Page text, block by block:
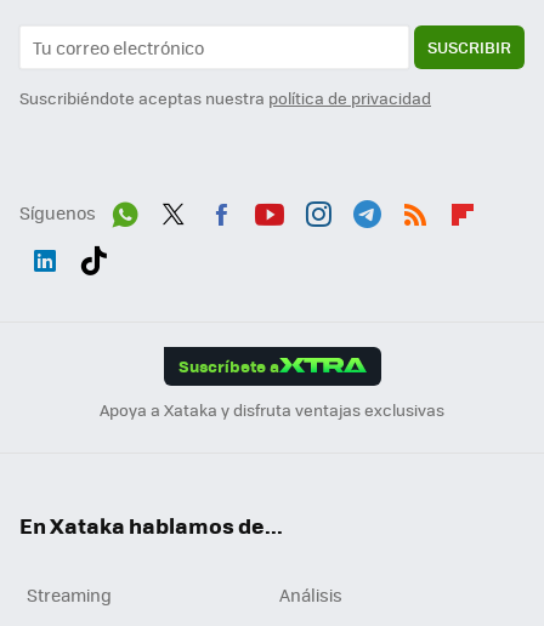
SUSCRIBIR
Suscribiéndote aceptas nuestra política de privacidad
Síguenos
Suscríbete a
Apoya a Xataka y disfruta ventajas exclusivas
En Xataka hablamos de...
Streaming
Análisis